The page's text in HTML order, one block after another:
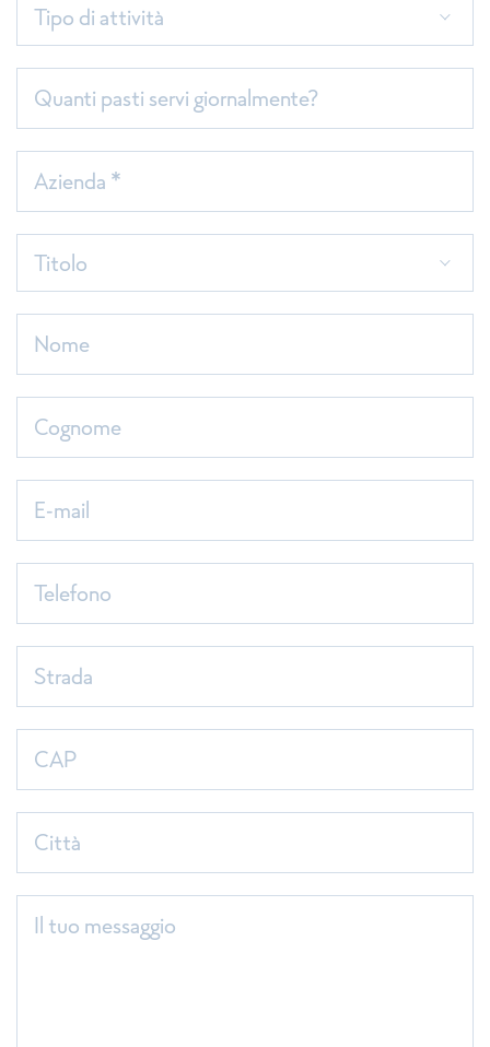
Tipo di attività
Quanti pasti servi giornalmente?
Azienda *
Titolo
Nome
Cognome
E-mail
Telefono
Strada
CAP
Città
Il tuo messaggio